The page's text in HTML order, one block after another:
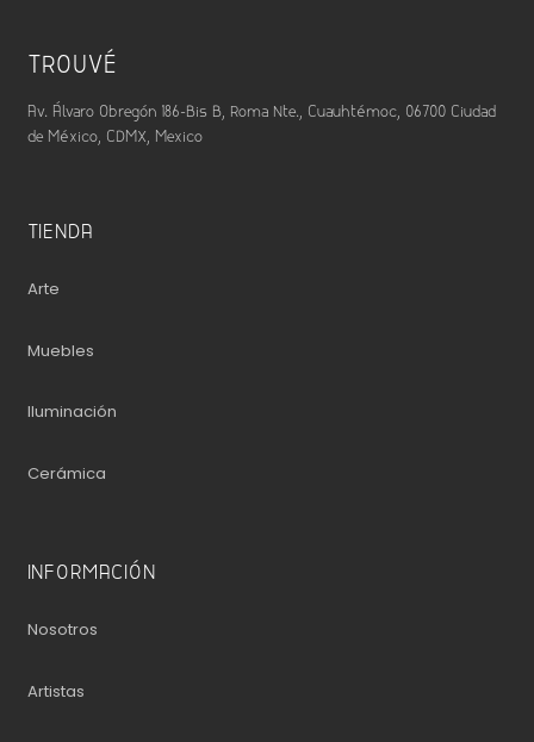
TROUVÉ
Av. Álvaro Obregón 186-Bis B, Roma Nte., Cuauhtémoc, 06700 Ciudad
de México, CDMX, Mexico
TIENDA
Arte
Muebles
Iluminación
Cerámica
INFORMACIÓN
Nosotros
Artistas